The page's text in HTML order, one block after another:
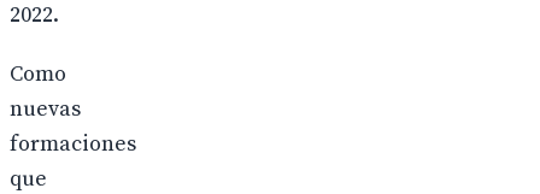
2022.
Como
nuevas
formaciones
que